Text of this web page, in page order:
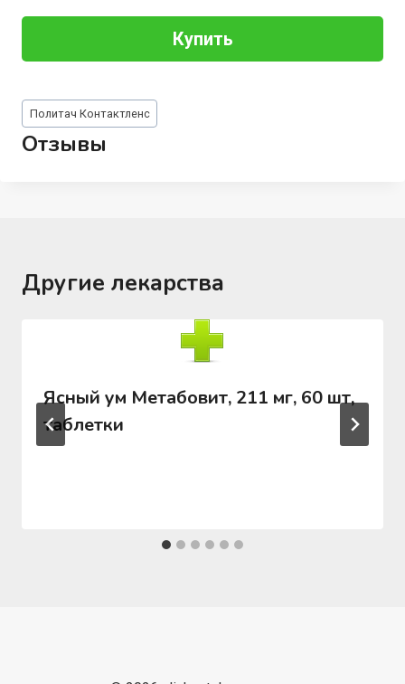
Купить
Метки
записи:
Политач Контактленс
Отзывы
Другие лекарства
Ясный ум Метабовит, 211 мг, 60 шт,
таблетки